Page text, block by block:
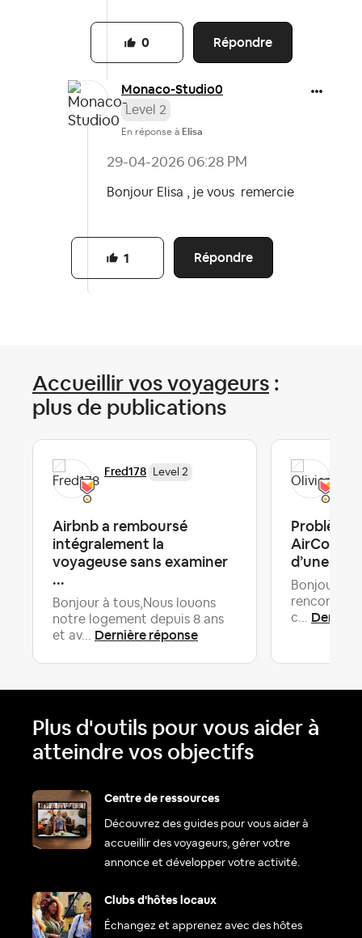
Répondre
0
Monaco-Studio0
Level 2
En réponse à Elisa
‎29-04-2026 06:28 PM
Bonjour Elisa , je vous remercie
Répondre
1
Accueillir vos voyageurs :
plus de publications
Fred178 Level 2
Airbnb a remboursé
intégralement la
voyageuse sans examiner
...
Bonjour à tous,Nous louons
notre logement depuis 8 ans
et av... Dernière réponse
Problème
AirCover
d’une
Bonjour, Je
rencontre
c...
Plus d'outils pour vous aider à
atteindre vos objectifs
Centre de ressources
Découvrez des guides pour vous aider à
accueillir des voyageurs, gérer votre
annonce et développer votre activité.
Clubs d'hôtes locaux
Échangez et apprenez avec des hôtes